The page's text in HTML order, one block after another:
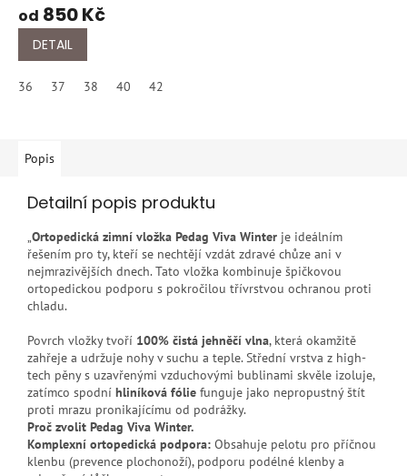
od 850 Kč
DETAIL
36 37 38 40 42
Popis
Detailní popis produktu
„Ortopedická zimní vložka Pedag Viva Winter je ideálním
řešením pro ty, kteří se nechtějí vzdát zdravé chůze ani v
nejmrazivějších dnech. Tato vložka kombinuje špičkovou
ortopedickou podporu s pokročilou třívrstvou ochranou proti
chladu.
Povrch vložky tvoří 100% čistá jehněčí vlna, která okamžitě
zahřeje a udržuje nohy v suchu a teple. Střední vrstva z high-
tech pěny s uzavřenými vzduchovými bublinami skvěle izoluje,
zatímco spodní hliníková fólie funguje jako nepropustný štít
proti mrazu pronikajícímu od podrážky.
Proč zvolit Pedag Viva Winter.
Komplexní ortopedická podpora: Obsahuje pelotu pro příčnou
klenbu (prevence plochonoží), podporu podélné klenby a